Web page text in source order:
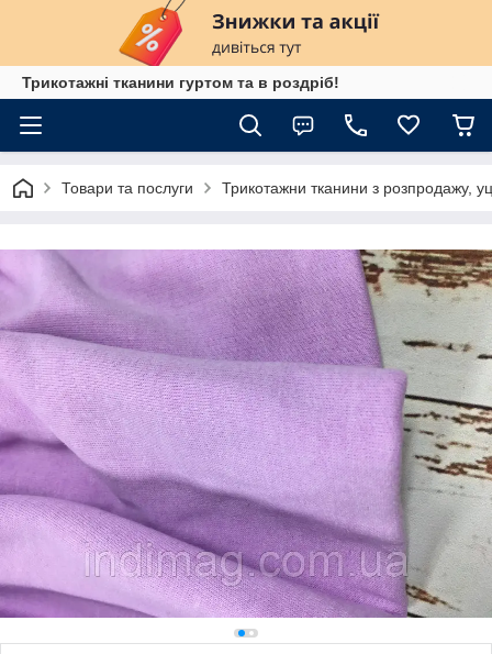
Трикотажні тканини гуртом та в роздріб!
Товари та послуги Трикотажни тканини з розпродажу,